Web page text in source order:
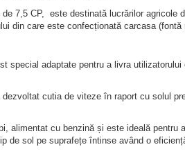
7,5 CP, este destinată lucrărilor agricole
din care este confecționată carcasa (fontă
special adaptate pentru a livra utilizatorului
cutia de viteze în raport cu solul
alimentat cu benzină și este ideală pentru
de sol pe suprafețe întinse având o